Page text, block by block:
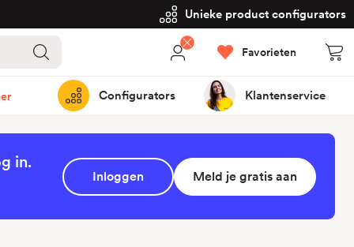
Unieke product configurators
Favorieten
Configurators Klantenservice
in.
Inloggen Meld je gratis aan